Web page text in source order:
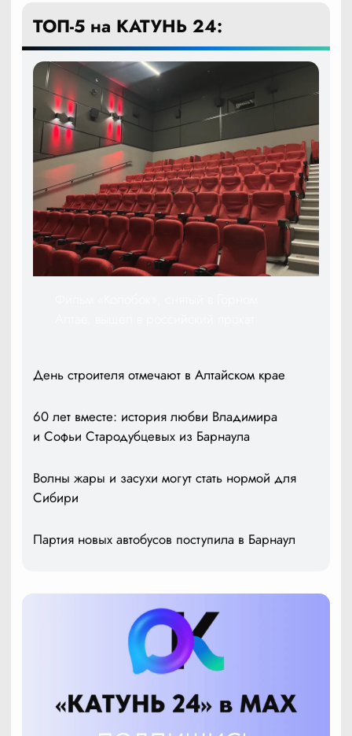
ТОП-5 на КАТУНЬ 24:
День строителя отмечают в Алтайском крае
60 лет вместе: история любви Владимира
и Софьи Стародубцевых из Барнаула
Волны жары и засухи могут стать нормой для
Сибири
Партия новых автобусов поступила в Барнаул